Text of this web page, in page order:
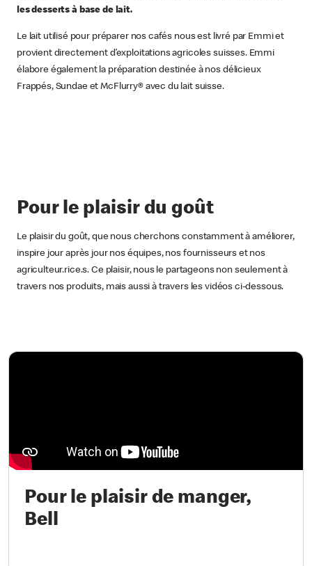
les desserts à base de lait.
Le lait utilisé pour préparer nos cafés nous est livré par Emmi et
provient directement d’exploitations agricoles suisses. Emmi
élabore également la préparation destinée à nos délicieux
Frappés, Sundae et McFlurry® avec du lait suisse.
Pour le plaisir du goût
Le plaisir du goût, que nous cherchons constamment à améliorer,
inspire jour après jour nos équipes, nos fournisseurs et nos
agriculteur.rice.s. Ce plaisir, nous le partageons non seulement à
travers nos produits, mais aussi à travers les vidéos ci-dessous.
Pour le plaisir de manger,
Bell